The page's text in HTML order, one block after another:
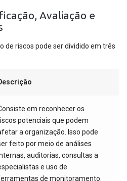
Avaliação e
de riscos pode ser dividido em três
em reconhecer os
potenciais que podem
a organização. Isso pode
feito por meio de análises
auditorias, consultas a
e uso de
de monitoramento.